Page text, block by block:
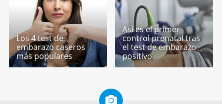
Los 4 test de
embarazo caseros
más populares
Así es el primer
control prenatal tras
el test de embarazo
positivo